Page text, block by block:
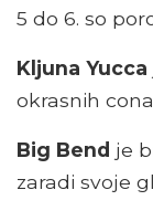
5 do 6. so
Kljuna Yucca
okrasnih
Big Bend je
zaradi svoje